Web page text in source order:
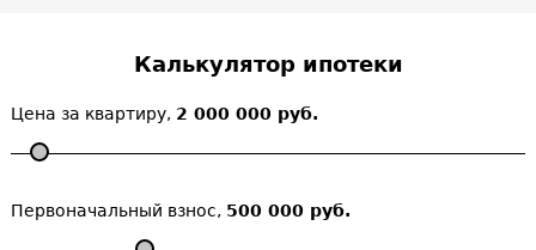
Калькулятор ипотеки
Цена за квартиру, 2 000 000 руб.
Первоначальный взнос, 500 000 руб.